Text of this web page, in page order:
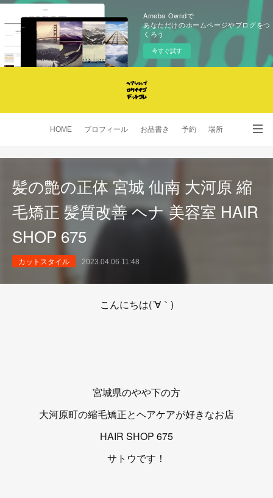
Ameba Owndで
あなただけのホームページやブログをつ
くろう
今すぐ試す
HOME プロフィール お品書き 予約 場所
髪の艶の正体 宮城 仙南 大河原 縮
毛矯正 髪質改善 ヘナ 美容室 HAIR
SHOP 675
カットスタイル 2023.04.06 11:48
こんにちは(´∀｀)
宮城県のやや下の方
大河原町の縮毛矯正とヘアケアが好きなお店
HAIR SHOP 675
サトウです！